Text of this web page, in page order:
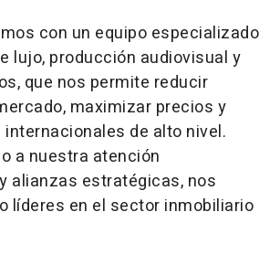
con un equipo especializado
lujo, producción audiovisual y
que nos permite reducir
maximizar precios y
de alto nivel.
a nuestra atención
alianzas estratégicas, nos
líderes en el sector inmobiliario